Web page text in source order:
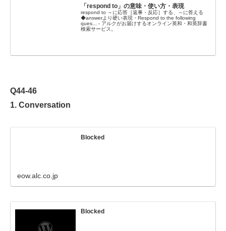
「respond to」の意味・使い方・表現
respond to ～に応答［返事・反応］する、～に答える
◆answerより硬い表現・Respond to the following
ques... - アルクがお届けするオンライン英和・和英辞書
検索サービス。
Q44-46
1. Conversation
Blocked
eow.alc.co.jp
Blocked